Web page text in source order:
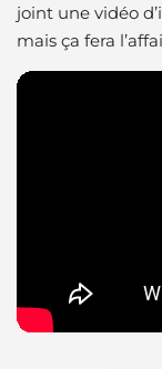
joint une vidéo
mais ça fera